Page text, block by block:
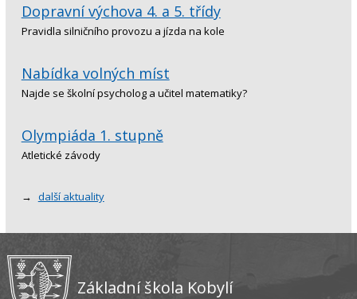
Dopravní výchova 4. a 5. třídy
Pravidla silničního provozu a jízda na kole
Nabídka volných míst
Najde se školní psycholog a učitel matematiky?
Olympiáda 1. stupně
Atletické závody
→ další aktuality
Základní škola Kobylí